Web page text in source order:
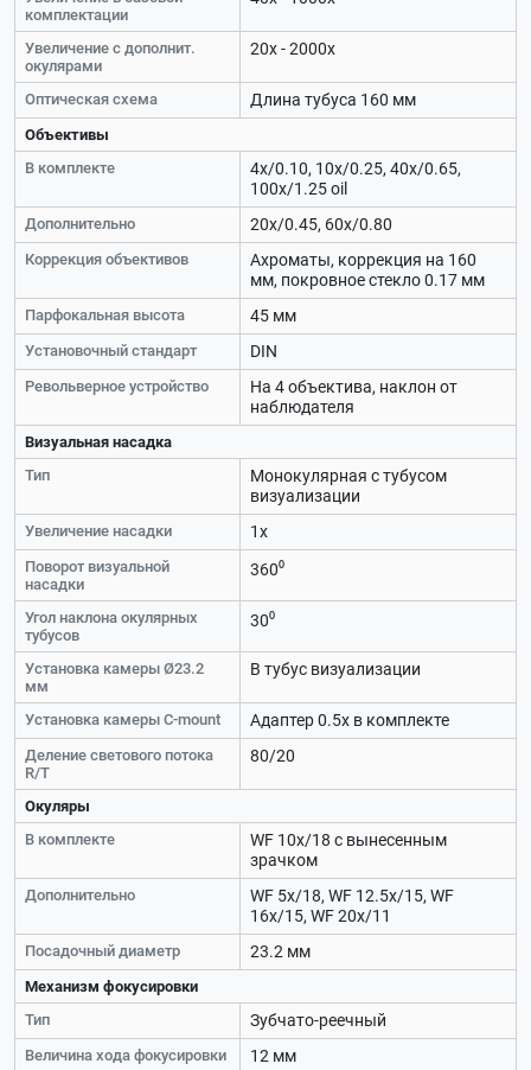
комплектации
Увеличение с дополнит.
окулярами
20х - 2000х
Оптическая схема Длина тубуса 160 мм
Объективы
В комплекте
4x/0.10, 10x/0.25, 40x/0.65,
100x/1.25 oil
Дополнительно 20x/0.45, 60x/0.80
Коррекция объективов
Ахроматы, коррекция на 160
мм, покровное стекло 0.17 мм
Парфокальная высота 45 мм
Установочный стандарт DIN
Револьверное устройство
На 4 объектива, наклон от
наблюдателя
Визуальная насадка
Тип
Монокулярная с тубусом
визуализации
Увеличение насадки 1х
Поворот визуальной
насадки
360⁰
Угол наклона окулярных
тубусов
30⁰
Установка камеры Ø23.2
мм
В тубус визуализации
Установка камеры C-mount Адаптер 0.5х в комплекте
Деление светового потока
R/T
80/20
Окуляры
В комплекте
WF 10х/18 с вынесенным
зрачком
Дополнительно
WF 5х/18, WF 12.5х/15, WF
16х/15, WF 20х/11
Посадочный диаметр 23.2 мм
Механизм фокусировки
Тип
Зубчато-реечный
Величина хода фокусировки 12 мм